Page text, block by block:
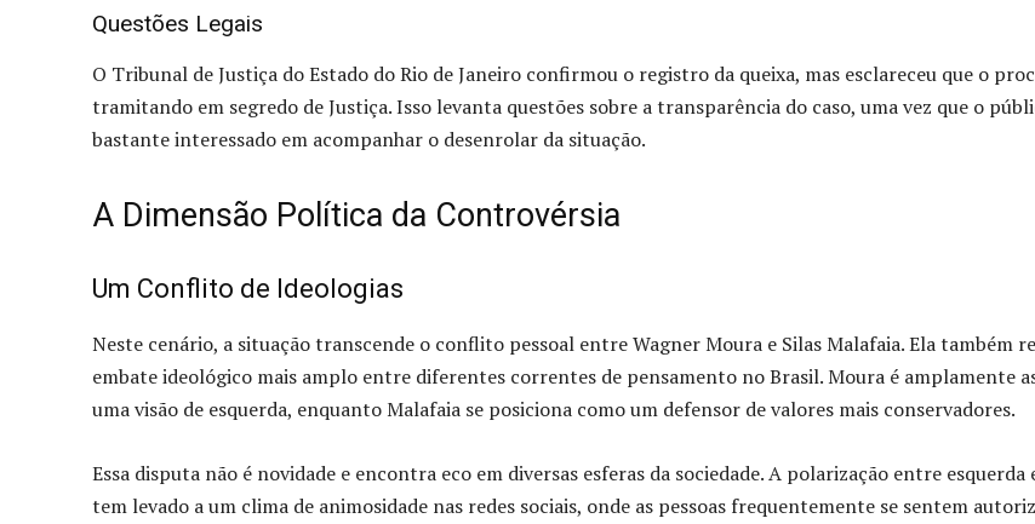
Questões Legais
O Tribunal de Justiça do Estado do Rio de Janeiro confirmou o registro da queixa, mas esclareceu que o
tramitando em segredo de Justiça. Isso levanta questões sobre a transparência do caso, uma vez que o
bastante interessado em acompanhar o desenrolar da situação.
A Dimensão Política da Controvérsia
Um Conflito de Ideologias
Neste cenário, a situação transcende o conflito pessoal entre Wagner Moura e Silas Malafaia. Ela também
embate ideológico mais amplo entre diferentes correntes de pensamento no Brasil. Moura é amplamente
uma visão de esquerda, enquanto Malafaia se posiciona como um defensor de valores mais conservadores.
Essa disputa não é novidade e encontra eco em diversas esferas da sociedade. A polarização entre esquerda
tem levado a um clima de animosidade nas redes sociais, onde as pessoas frequentemente se sentem